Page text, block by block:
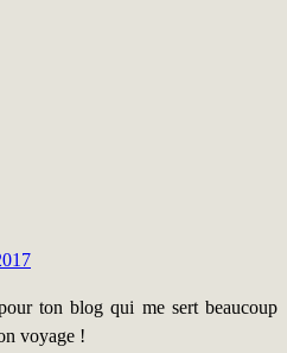
ton blog qui me sert beaucoup
voyage !